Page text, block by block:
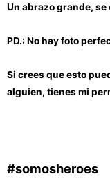
Un abrazo grande, se
PD.: No hay foto
Si crees que esto
alguien, tienes mi
#somosheroes